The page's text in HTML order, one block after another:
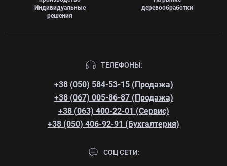
Индивидуальные
решения
деревообработки
ТЕЛЕФОНЫ:
+38 (050) 584-53-15 (Продажа)
+38 (067) 005-86-87 (Продажа)
+38 (063) 400-22-01 (Сервис)
+38 (050) 406-92-91 (Бухгалтерия)
СОЦ СЕТИ: